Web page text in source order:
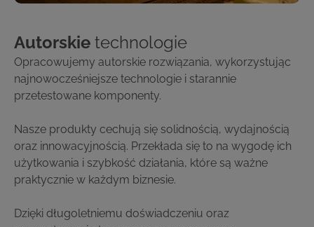
Autorskie technologie
Opracowujemy autorskie rozwiązania, wykorzystując
najnowocześniejsze technologie i starannie
przetestowane komponenty.
Nasze produkty cechują się solidnością, wydajnością
oraz innowacyjnością. Przekłada się to na wygodę ich
użytkowania i szybkość działania, które są ważne
praktycznie w każdym biznesie.
Dzięki długoletniemu doświadczeniu oraz